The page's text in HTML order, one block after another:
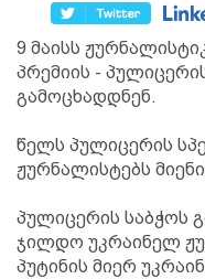
9 მაისს
პრემიის -
გამოცხადდნენ.
წელს პულიცერის
ჟურნალისტებს
პულიცერის საბჭოს
ჯილდო უკრაინელ
პუტინის მიერ